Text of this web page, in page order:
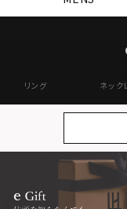
リング ネック
オンライン
限